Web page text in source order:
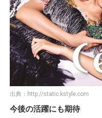
出典： http://static.kstyle.com
今後の活躍にも期待